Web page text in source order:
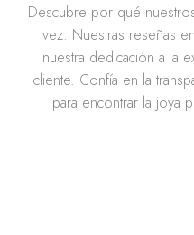
Descubre por qué
vez. Nuestras reseñas
nuestra dedicación a la
cliente. Confía en la
para encontrar la joya